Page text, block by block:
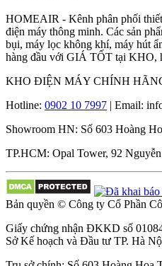
HOMEAIR - Kênh phân phối
điện máy thông minh. Các sản
bụi, máy lọc không khí, máy hút
hàng đầu với GIÁ TỐT tại KHO,
KHO ĐIỆN MÁY CHÍNH
Hotline: 0902 10 7997 | Email:
Showroom HN: Số 603 Hoàng
TP.HCM: Opal Tower, 92
Bản quyền © Công ty Cổ Phần
Giấy chứng nhận ĐKKD số
Sở Kế hoạch và Đầu tư TP. Hà